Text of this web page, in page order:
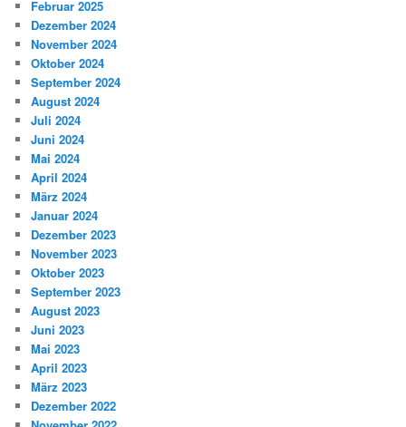
Februar 2025
Dezember 2024
November 2024
Oktober 2024
September 2024
August 2024
Juli 2024
Juni 2024
Mai 2024
April 2024
März 2024
Januar 2024
Dezember 2023
November 2023
Oktober 2023
September 2023
August 2023
Juni 2023
Mai 2023
April 2023
März 2023
Dezember 2022